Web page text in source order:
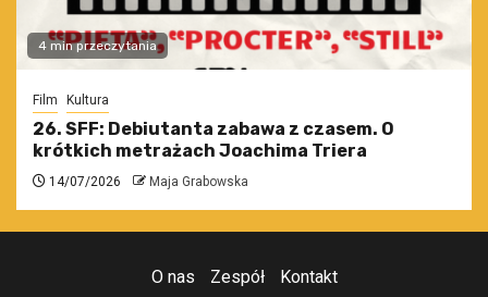
4 min przeczytania
Film Kultura
26. SFF: Debiutanta zabawa z czasem. O
krótkich metrażach Joachima Triera
14/07/2026 Maja Grabowska
O nas Zespół Kontakt